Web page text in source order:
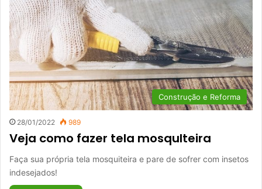
Construção e Reforma
28/01/2022 989
Veja como fazer tela mosquIteira
Faça sua própria tela mosquiteira e pare de sofrer com insetos
indesejados!